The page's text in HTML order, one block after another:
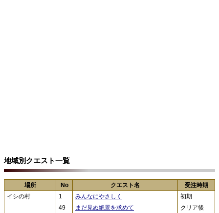
地域別クエスト一覧
場所 No クエスト名
受注時期
イシの村
1 みんなにやさしく
初期
49
まだ見ぬ絶景を求めて
クリア後